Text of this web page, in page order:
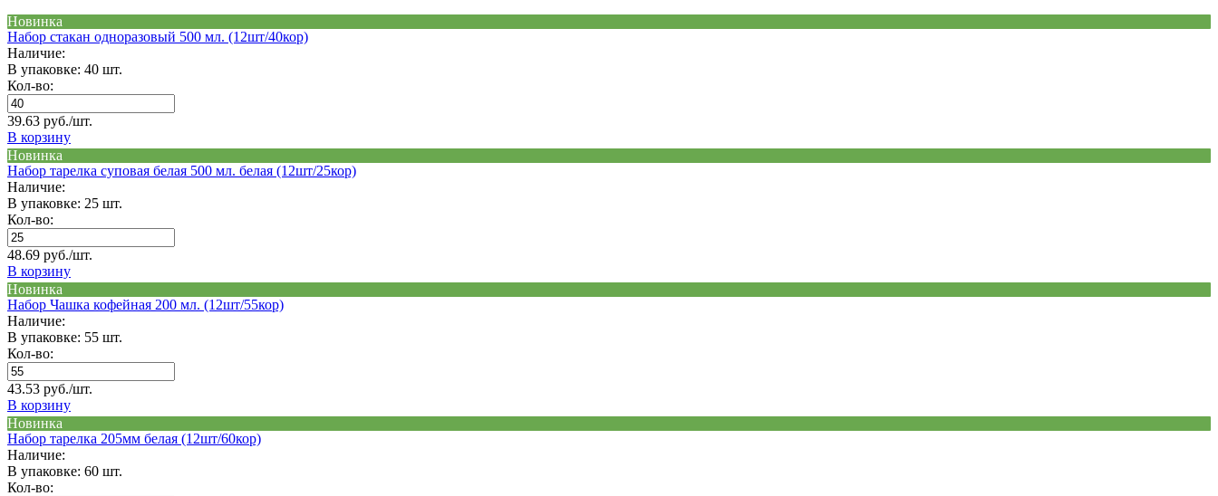
Новинка
Набор стакан одноразовый 500 мл. (12шт/40кор)
Наличие:
В упаковке: 40 шт.
Кол-во:
39.63 руб./шт.
В корзину
Новинка
Набор тарелка суповая белая 500 мл. белая (12шт/25кор)
Наличие:
В упаковке: 25 шт.
Кол-во:
48.69 руб./шт.
В корзину
Новинка
Набор Чашка кофейная 200 мл. (12шт/55кор)
Наличие:
В упаковке: 55 шт.
Кол-во:
43.53 руб./шт.
В корзину
Новинка
Набор тарелка 205мм белая (12шт/60кор)
Наличие:
В упаковке: 60 шт.
Кол-во: